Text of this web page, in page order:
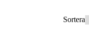
Sortera